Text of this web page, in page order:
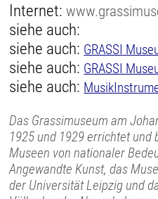
Internet:
siehe auch:
siehe auch: GRASSI
siehe auch: GRASSI
siehe auch:
Das Grassimuseum am
1925 und 1929 errichtet
Museen von nationaler
Angewandte Kunst, das
der Universität Leipzig und